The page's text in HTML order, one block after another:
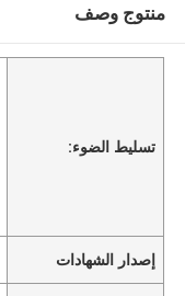
منتوج وصف
تسليط الضوء:
إصدار الشهادات